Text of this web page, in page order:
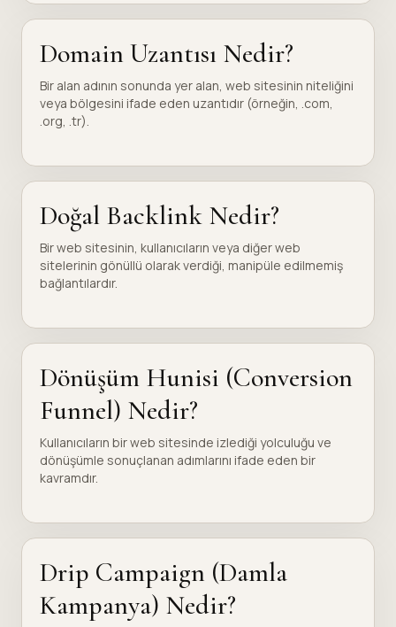
Domain Uzantısı Nedir?
Bir alan adının sonunda yer alan, web sitesinin niteliğini
veya bölgesini ifade eden uzantıdır (örneğin, .com,
.org, .tr).
Doğal Backlink Nedir?
Bir web sitesinin, kullanıcıların veya diğer web
sitelerinin gönüllü olarak verdiği, manipüle edilmemiş
bağlantılardır.
Dönüşüm Hunisi (Conversion
Funnel) Nedir?
Kullanıcıların bir web sitesinde izlediği yolculuğu ve
dönüşümle sonuçlanan adımlarını ifade eden bir
kavramdır.
Drip Campaign (Damla
Kampanya) Nedir?